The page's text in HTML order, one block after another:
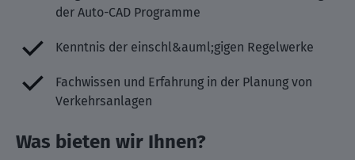
der Auto-CAD Programme
Kenntnis der einschl&auml;gigen Regelwerke
Fachwissen und Erfahrung in der Planung von
Verkehrsanlagen
Was bieten wir Ihnen?